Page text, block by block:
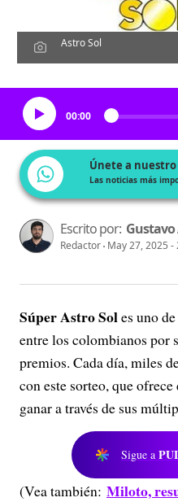
Astro Sol
00:00
Únete a
Las noticias más
Escrito por: Gustavo
Redactor May 27, 2025 -
Súper Astro Soles uno
entre los colombianos por
premios. Cada día, miles
con este sorteo, que
ganar a través de sus
Sigue a
(Vea también: Miloto,